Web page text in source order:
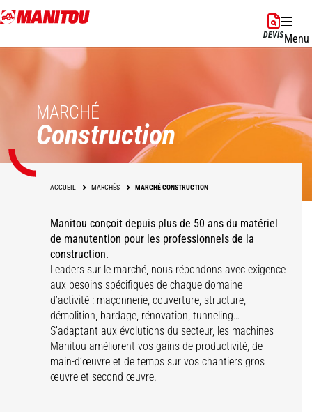
Aller
au
DEVISMenu
MARCHÉ
Construction
ACCUEIL MARCHÉS MARCHÉ CONSTRUCTION
Manitou conçoit depuis plus de 50 ans du matériel
de manutention pour les professionnels de la
construction.
Leaders sur le marché, nous répondons avec exigence
aux besoins spécifiques de chaque domaine
d’activité : maçonnerie, couverture, structure,
démolition, bardage, rénovation, tunneling…
S’adaptant aux évolutions du secteur, les machines
Manitou améliorent vos gains de productivité, de
main-d’œuvre et de temps sur vos chantiers gros
œuvre et second œuvre.
Maçonnerie
Structures